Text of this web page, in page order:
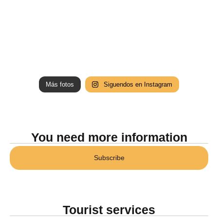
Más fotos Siguendos en Instagram
You need more information
Subscribe
Tourist services